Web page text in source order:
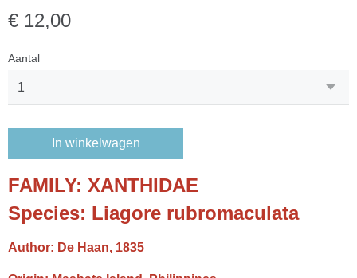
€ 12,00
Aantal
In winkelwagen
FAMILY: XANTHIDAE
Species: Liagore rubromaculata
Author: De Haan, 1835